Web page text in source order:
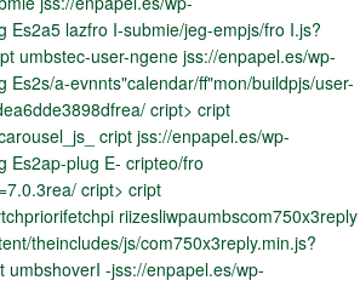
Es2a5 lazfro I-submie/jeg-empjs/fro I.js?
umbstec-user-ngene jss://enpapel.es/wp-
Es2s/a-evnnts"calendar/ff"mon/buildpjs/user-
cript> cript
cript jss://enpapel.es/wp-
Es2ap-plug E- cripteo/fro
cript> cript
riizesliwpaumbscom750x3reply
theincludes/js/com750x3reply.min.js?
umbshoverI -jss://enpapel.es/wp-